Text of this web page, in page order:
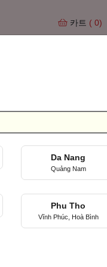
카트 ( 0)
Da Nang
Quảng Nam
Phu Tho
Vĩnh Phúc, Hoà Bình